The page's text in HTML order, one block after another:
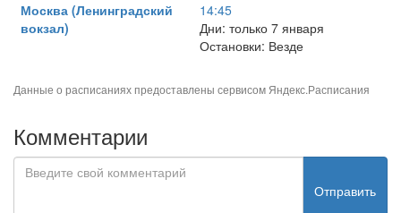
Москва (Ленинградский
вокзал)
14:45
Дни: только 7 января
Остановки: Везде
Данные о расписаниях предоставлены сервисом Яндекс.Расписания
Комментарии
Отправить